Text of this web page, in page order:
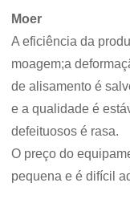
Moer
A eficiência da
moagem;a
de alisamento é
e a qualidade é
defeituosos é rasa.
O preço do
pequena e é difícil